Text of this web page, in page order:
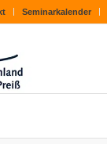
Seminarkalender